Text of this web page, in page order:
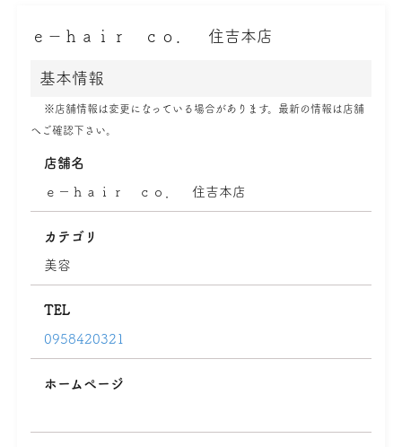
ｅ－ｈａｉｒ ｃｏ． 住吉本店
基本情報
※店舗情報は変更になっている場合があります。最新の情報は店舗
へご確認下さい。
店舗名
ｅ－ｈａｉｒ ｃｏ． 住吉本店
カテゴリ
美容
TEL
0958420321
ホームページ